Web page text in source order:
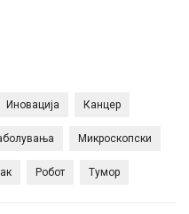
Иновација Канцер
Микроскопски
Робот Тумор